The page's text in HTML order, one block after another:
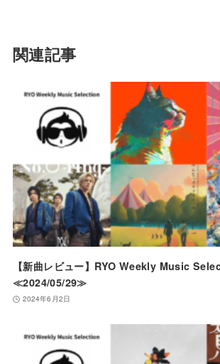
関連記事
【新曲レビュー】RYO Weekly Music
≪2024/05/29≫
2024年6月2日